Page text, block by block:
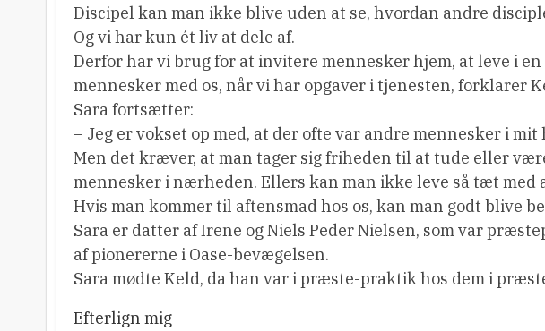
Discipel kan man ikke blive uden at se, hvordan andre
Og vi har kun ét liv at dele af.
Derfor har vi brug for at invitere mennesker hjem, at leve i
mennesker med os, når vi har opgaver i tjenesten, forklarer
Sara fortsætter:
– Jeg er vokset op med, at der ofte var andre mennesker i mit
Men det kræver, at man tager sig friheden til at tude eller
mennesker i nærheden. Ellers kan man ikke leve så tæt med
Hvis man kommer til aftensmad hos os, kan man godt blive
Sara er datter af Irene og Niels Peder Nielsen, som var
af pionererne i Oase-bevægelsen.
Sara mødte Keld, da han var i præste-praktik hos dem i
Efterlign mig